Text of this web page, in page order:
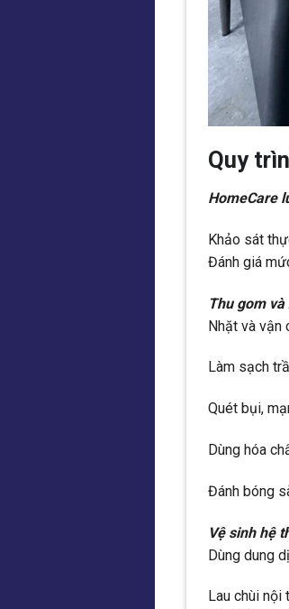
Quy
HomeCare
Khảo sát
Đánh giá
Thu gom
Nhặt và vận
Làm sạch
Quét bụi,
Dùng hóa
Đánh bóng
Vệ sinh hệ
Dùng dung
Lau chùi nội